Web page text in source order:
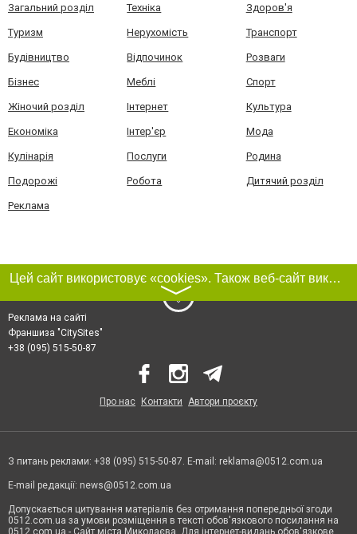
Загальний розділ Техніка Здоров'я
Туризм Нерухомість Транспорт
Будівництво Відпочинок Розваги
Бізнес Меблі Спорт
Жіночий розділ Інтернет Культура
Економіка Інтер'єр Мода
Кулінарія Послуги Родина
Подорожі Робота Дитячий розділ
Реклама
Цей сайт використовує «cookies». Також веб-сайт використовує інтернет-сервіс для збору технічних даних стосовно відвідувачів з метою отримання маркетингової та статистичної інформації. Умови обробки даних відвідувачів сайту див.
〉
Реклама на сайті
Франшиза "CitySites"
+38 (095) 515-50-87
Про нас Контакти Автори проєкту
З питань реклами: +38 (095) 515-50-87. E-mail: reklama@0512.com.ua
E-mail редакції: news@0512.com.ua
Допускається цитування матеріалів без отримання попередньої згоди
0512.com.ua за умови розміщення в тексті обов'язкового посилання на
0512.com.ua - Сайт міста Миколаєва. Для інтернет-видань обов'язкове